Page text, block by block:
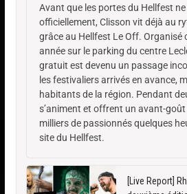
Avant que les portes du Hellfest ne
officiellement, Clisson vit déjà au
grâce au Hellfest Le Off. Organisé
année sur le parking du centre
gratuit est devenu un passage
les festivaliers arrivés en avance,
habitants de la région. Pendant
s’animent et offrent un avant-
milliers de passionnés quelques
site du Hellfest.
[Live Report]